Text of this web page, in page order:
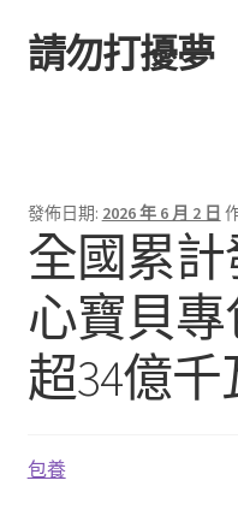
跳
至
跳
至
請勿打擾夢
發佈日期: 2026 年 6 月 2 日
全國累
心寶貝
超34億千
包養